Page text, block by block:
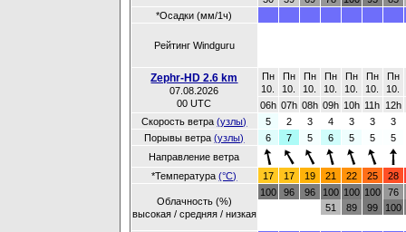
*Осадки (мм/1ч)
Рейтинг Windguru
Zephr-HD 2.6 km
07.08.2026
00 UTC
Пн
10.
Пн
10.
Пн
10.
Пн
10.
Пн
10.
Пн
10.
Пн
10.
06h 07h 08h 09h 10h 11h 12h
Скорость ветра(узлы) 5 2 3 4 3 3
3
Порывы ветра(узлы) 6 7 5 6 5 5
5
Направление ветра
*Температура(°C) 17 17 19 21 22 25 28
Облачность (%)
высокая / средняя / низкая
100 96 96
100
51
100
89
100
99
76
100